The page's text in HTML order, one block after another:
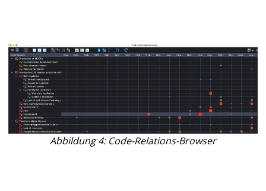
Abbildung 4: Code-Relations-Browser